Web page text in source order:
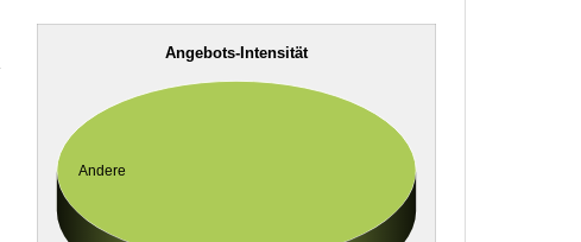
Angebots-Intensität
Andere